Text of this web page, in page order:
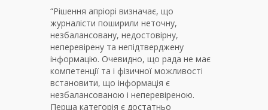
“Рішення апріорі визначає, що
журналісти поширили неточну,
незбалансовану, недостовірну,
неперевірену та непідтверджену
інформацію. Очевидно, що рада не має
компетенції та і фізичної можливості
встановити, що інформація є
незбалансованою і неперевіреною.
Перша категорія є достатньо